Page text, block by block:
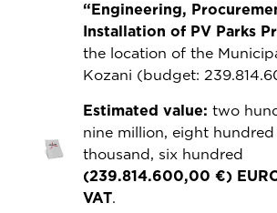
“Engineering,
Installation of PV Parks
the location of the
Kozani (budget:
Estimated value: two
nine million, eight
thousand, six hundred
(239.814.600,00 €)
VAT.